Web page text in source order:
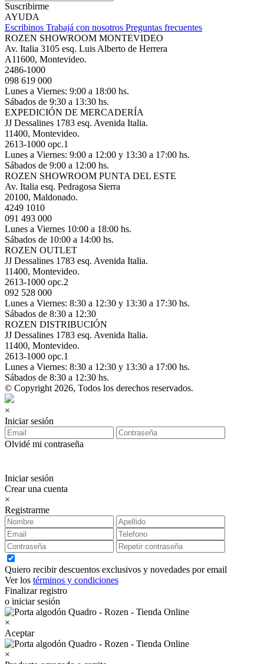
Suscribirme
AYUDA
Escribinos Trabajá con nosotros Preguntas frecuentes
ROZEN SHOWROOM MONTEVIDEO
Av. Italia 3105 esq. Luis Alberto de Herrera
A11600, Montevideo.
2486-1000
098 619 000
Lunes a Viernes: 9:00 a 18:00 hs.
Sábados de 9:30 a 13:30 hs.
EXPEDICIÓN DE MERCADERÍA
JJ Dessalines 1783 esq. Avenida Italia.
11400, Montevideo.
2613-1000 opc.1
Lunes a Viernes: 9:00 a 12:00 y 13:30 a 17:00 hs.
Sábados de 9:00 a 12:00 hs.
ROZEN SHOWROOM PUNTA DEL ESTE
Av. Italia esq. Pedragosa Sierra
20100, Maldonado.
4249 1010
091 493 000
Lunes a Viernes 10:00 a 18:00 hs.
Sábados de 10:00 a 14:00 hs.
ROZEN OUTLET
JJ Dessalines 1783 esq. Avenida Italia.
11400, Montevideo.
2613-1000 opc.2
092 528 000
Lunes a Viernes: 8:30 a 12:30 y 13:30 a 17:30 hs.
Sábados de 8:30 a 12:30
ROZEN DISTRIBUCIÓN
JJ Dessalines 1783 esq. Avenida Italia.
11400, Montevideo.
2613-1000 opc.1
Lunes a Viernes: 8:30 a 12:30 y 13:30 a 17:00 hs.
Sábados de 8:30 a 12:30 hs.
© Copyright 2026, Todos los derechos reservados.
×
Iniciar sesión
Olvidé mi contraseña
Iniciar sesión
Crear una cuenta
×
Registrarme
Quiero recibir descuentos exclusivos y novedades por email
Ver los términos y condiciones
Finalizar registro
o iniciar sesión
×
Aceptar
×